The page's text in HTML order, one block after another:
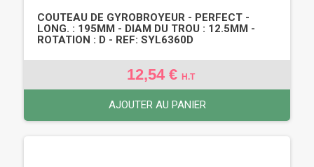
COUTEAU DE GYROBROYEUR - PERFECT -
LONG. : 195MM - DIAM DU TROU : 12.5MM -
ROTATION : D - REF: SYL6360D
12,54 € H.T
AJOUTER AU PANIER